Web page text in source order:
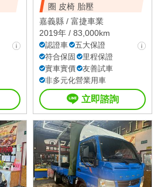
圈 皮椅 胎壓
嘉義縣 / 富捷車業
2019年 / 83,000km
認證車
五大保證
符合保固
里程保證
實車實價
友善試車
非多元化營業用車
立即諮詢